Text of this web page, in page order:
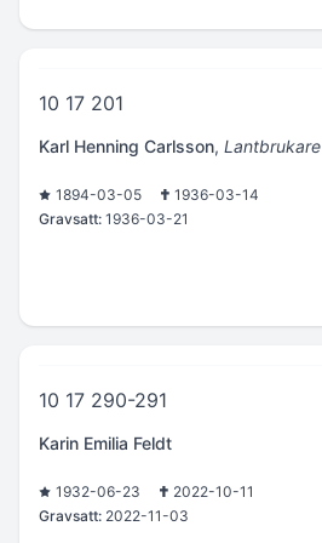
10 17 201
Karl Henning Carlsson, Lantbrukare
1894-03-05
1936-03-14
Gravsatt: 1936-03-21
10 17 290-291
Karin Emilia Feldt
1932-06-23
2022-10-11
Gravsatt: 2022-11-03